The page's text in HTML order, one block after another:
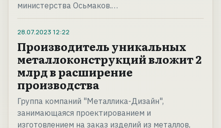
министерства Осьмаков.…
28.07.2023 12:22
Производитель уникальных
металлоконструкций вложит 2
млрд в расширение
производства
Группа компаний "Металлика-Дизайн",
занимающаяся проектированием и
изготовлением на заказ изделий из металлов,